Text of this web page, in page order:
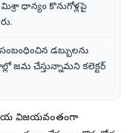
ధాన్యం కొనుగోళ్లపై
డబ్బులను
జమ చేస్తున్నామని కలెక్టర్
విజయవంతంగా